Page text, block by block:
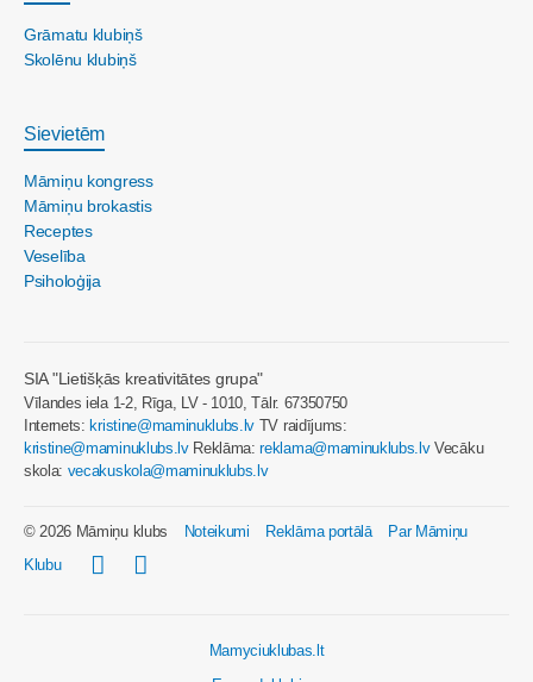
Grāmatu klubiņš
Skolēnu klubiņš
Sievietēm
Māmiņu kongress
Māmiņu brokastis
Receptes
Veselība
Psiholoģija
SIA "Lietišķās kreativitātes grupa"
Vīlandes iela 1-2, Rīga, LV - 1010, Tālr. 67350750
Internets: kristine@maminuklubs.lv TV raidījums:
kristine@maminuklubs.lvReklāma:reklama@maminuklubs.lvVecāku
skola: vecakuskola@maminuklubs.lv
© 2026 Māmiņu klubs Noteikumi Reklāma portālā
Par Māmiņu
Klubu
Mamyciuklubas.lt